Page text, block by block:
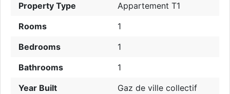
Property Type
Appartement T1
Rooms
1
Bedrooms
1
Bathrooms
1
Year Built
Gaz de ville collectif